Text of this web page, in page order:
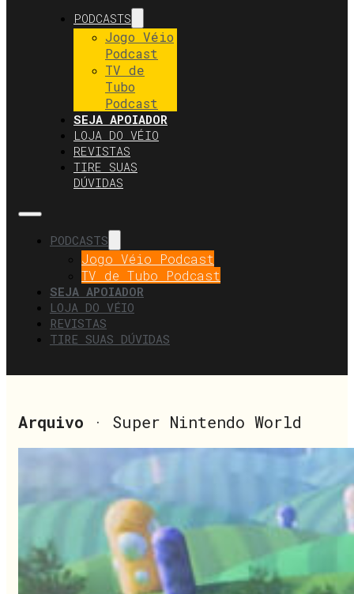
PODCASTS
Jogo Véio
Podcast
TV de
Tubo
Podcast
SEJA APOIADOR
LOJA DO VÉIO
REVISTAS
TIRE SUAS
DÚVIDAS
PODCASTS
Jogo Véio Podcast
TV de Tubo Podcast
SEJA APOIADOR
LOJA DO VÉIO
REVISTAS
TIRE SUAS DÚVIDAS
Arquivo · Super Nintendo World